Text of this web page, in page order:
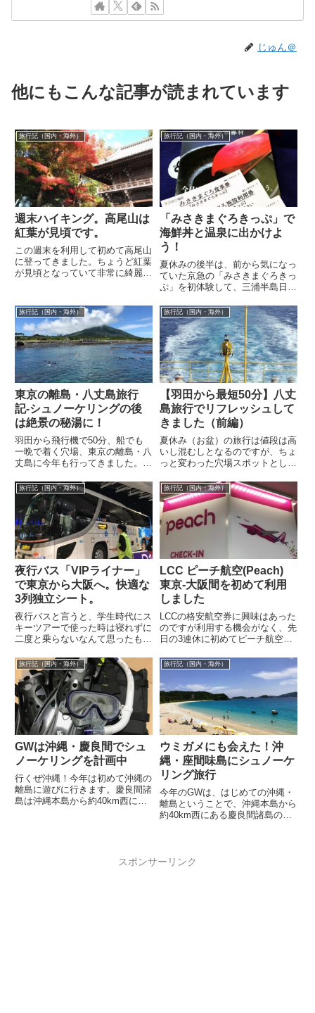
じゅん＠
他にもこんな記事が読まれています
旅行記（国内・海外）
週末ハイキング。高尾山は
紅葉が見頃です。
この週末を利用して初めて高尾山
に登ってきました。ちょうど紅葉
が見頃となっていて非常に綺麗な
です。ただ...
旅行記（国内・海外）
「みさきまぐろきっぷ」で
海鮮丼と温泉に出かけよ
う！
夏休みの後半は、前から気になっ
ていた京急の「みさきまぐろきっ
ぷ」を初体験して、三浦半島日帰
まぐろきっぷは京急の発着駅（私
達は品川）...
旅行記（国内・海外）
東京の離島・八丈島旅行
記-シュノーケリングの後
は絶景の秘湯に！
羽田から飛行機で50分、船でも
一晩で着く穴場、東京の離島・八
丈島に今年も行ってきました。沖
ではないので、本当に何もないと
ころですが...
旅行記（国内・海外）
【羽田から最短50分】八丈
島旅行でリフレッシュして
きました（前編）
夏休み（お盆）の旅行は値段は高
いし混むしとなるのですが、ちょ
っと変わった穴場スポットとして
た。飛行機を使えば羽田から50
分程度で行...
旅行記（国内・海外）
夜行バス「VIPライナー」
で東京から大阪へ。快適な
3列独立シート。
夜行バスと言うと、学生時代にス
キーツアーで使った時は寝れずに
二度と乗らないなんて思ったもの
快適と聞いて、また新幹線のほぼ
半額という...
旅行記（国内・海外）
LCC ピーチ航空(Peach)
東京-大阪間を初めて利用
しました
LCCの格安航空券に興味はあった
のですが利用する機会がなく、先
日の3連休に初めてピーチ航空
した。なにしろ安い！！！2週間
程...
旅行記（国内・海外）
GWは沖縄・慶良間でシュ
ノーケリングを計画中
行くぜ沖縄！今年は初めて沖縄の
離島に遊びに行きます。慶良間諸
島は沖縄本島から約40km西にあ
旅行記（国内・海外）
ウミガメにも会えた！沖
縄・座間味島にシュノーケ
リング旅行
今年のGWは、はじめての沖縄・
離島ということで、沖縄本島から
約40km西にある慶良間諸島の座
スポンサーリンク